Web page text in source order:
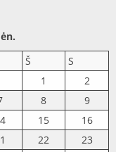
Š
S
1
2
8
9
15
16
22
23